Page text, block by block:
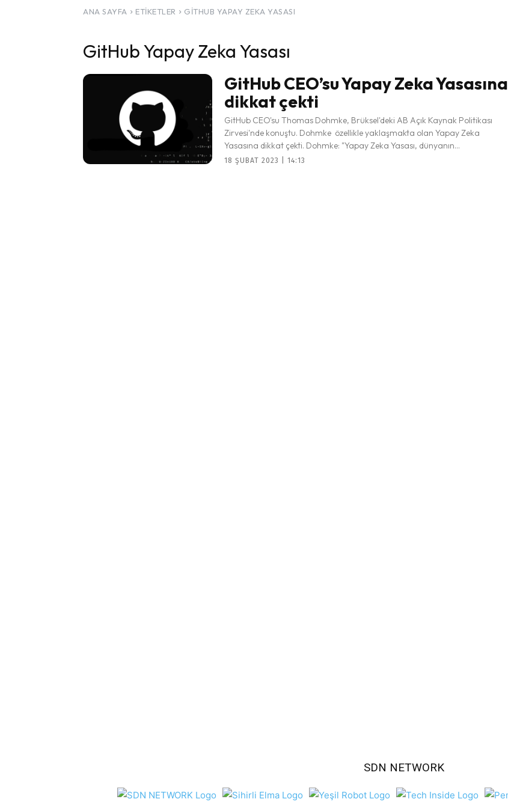
ANA SAYFA ETIKETLER GITHUB YAPAY ZEKA YASASI
GitHub Yapay Zeka Yasası
GitHub CEO’su Yapay Zeka Yasasına
dikkat çekti
GitHub CEO'su Thomas Dohmke, Brüksel'deki AB Açık Kaynak Politikası
Zirvesi'nde konuştu. Dohmke özellikle yaklaşmakta olan Yapay Zeka
Yasasına dikkat çekti. Dohmke: "Yapay Zeka Yasası, dünyanın...
18 ŞUBAT 2023 | 14:13
SDN NETWORK